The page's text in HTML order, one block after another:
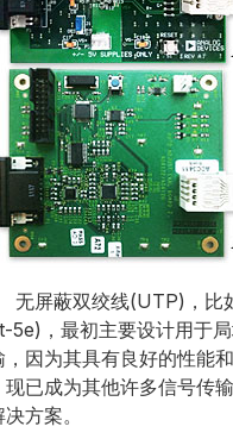
蔽双绞线(UTP)，比
5e)，最初主要设计用于
，因为其具有良好的性能
现已成为其他许多信号传
方案。